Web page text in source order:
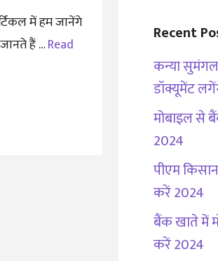
में हम जानेंगे
हैं …Read
Recent
कन्या
डॉक्यूमेंट
मोबाइल
2024
पीएम
करें 2024
बैंक खाते में
करें 2024